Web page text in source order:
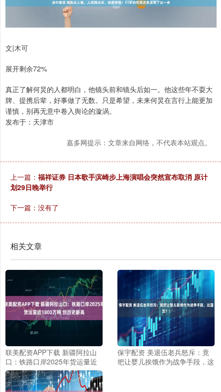
文|木可
展开剩余72%
真正了解何炅的人都明白，他镜头前和镜头后如一。他这些年不耍大
牌、提携后辈，好事做了无数。只是希望，未来何炅在言行上能更加
谨慎，别再无意中卷入舆论的漩涡。
发布于：天津市
嘉多网提示：文章来自网络，不代表本站观点。
上一篇： 福祥证券 日本歌手滨崎步上海演唱会突然宣布取消 原计
划29日晚举行
下一篇：没有了
相关文章
联美配资APP下载 新疆阿拉山
口：铁路口岸2025年货运量近
1800万吨&#32;创历史新高
保宇配资 美退伍老兵怒斥：竟
把让婴儿挨饿作为战争手段，这